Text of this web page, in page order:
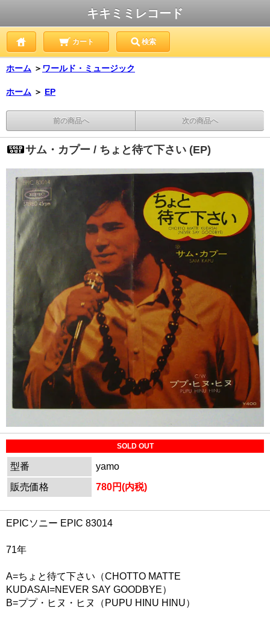
キキミミレコード
カート 検索
ホーム ＞ ワールド・ミュージック
ホーム ＞ EP
前の商品へ 次の商品へ
サム・カプー / ちょと待て下さい (EP)
SOLD OUT
型番
yamo
販売価格
780円(内税)
EPICソニー EPIC 83014
71年
A=ちょと待て下さい（CHOTTO MATTE
KUDASAI=NEVER SAY GOODBYE）
B=ププ・ヒヌ・ヒヌ（PUPU HINU HINU）